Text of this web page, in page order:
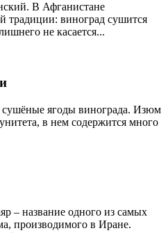
В Афганистане
традиции: виноград сушится
не касается...
ягоды винограда. Изюм
в нем содержится много
– название одного из самых
производимого в Иране.